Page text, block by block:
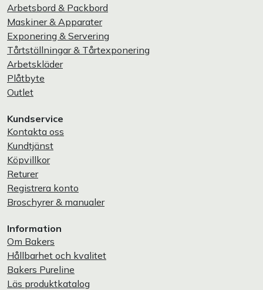
Arbetsbord & Packbord
Maskiner & Apparater
Exponering & Servering
Tårtställningar & Tårtexponering
Arbetskläder
Plåtbyte
Outlet
Kundservice
Kontakta oss
Kundtjänst
Köpvillkor
Returer
Registrera konto
Broschyrer & manualer
Information
Om Bakers
Hållbarhet och kvalitet
Bakers Pureline
Läs produktkatalog